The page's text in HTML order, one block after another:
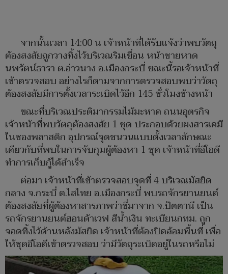
จากนั้นเวลา 14:00 น เจ้าหน้าที่ได้รับแจ้งว่าพบวัตถุ
ต้องสงสัยถูกวางทิ้งไว้บริเวณริมเขื่อน หน้าชายหาด
นพรัตน์ธารา ต.อ่าวนาง อ.เมืองกระบี่ ขณะนี้รอเจ้าหน้าที่
เข้าตรวจสอบ อย่างไรก็ตามจากการตรวจสอบพบว่าวัตถุ
ต้องสงสัยมีการตั้งเวลาระเบิดไว้อีก 145 ชั่วโมงข้างหน้า
ขณะที่บริเวณประติมากรรมไม้มะหาด ถนนอุตรกิจ
เจ้าหน้าที่พบวัตถุต้องสงสัย 1 ชุด ประกอบด้วยผงสารเคมี
ในซองพลาสติก อุปกรณ์จุดชนวนแบบตั้งเวลาลักษณะ
เดียวกับที่พบในการจับกุมผู้ต้องหา 1 ชุด เจ้าหน้าที่อีโอดี
ทำการเก็บกู้ได้สำเร็จ
ต่อมา เจ้าหน้าที่เข้าตรวจสอบจุดที่ 4 บริเวณมัสยิด
กลาง จ.กระบี่ ต.ไสไทย อ.เมืองกระบี่ พบรถจักรยานยนต์
ต้องสงสัยที่ผู้ต้องหาสารภาพว่าขี่มาจาก จ.ปัตตานี เป็น
รถจักรยานยนต์ฮอนด้าเวฟ สีน้ำเงิน ทะเบียนกทม. ถูก
จอดทิ้งไว้ด้านหลังมัสยิด เจ้าหน้าที่ต้องปิดล้อมพื้นที่ เพื่อ
ให้ชุดอีโอดีเข้าตรวจสอบ ว่ามีวัตถุระเบิดอยู่ในรถหรือไม่